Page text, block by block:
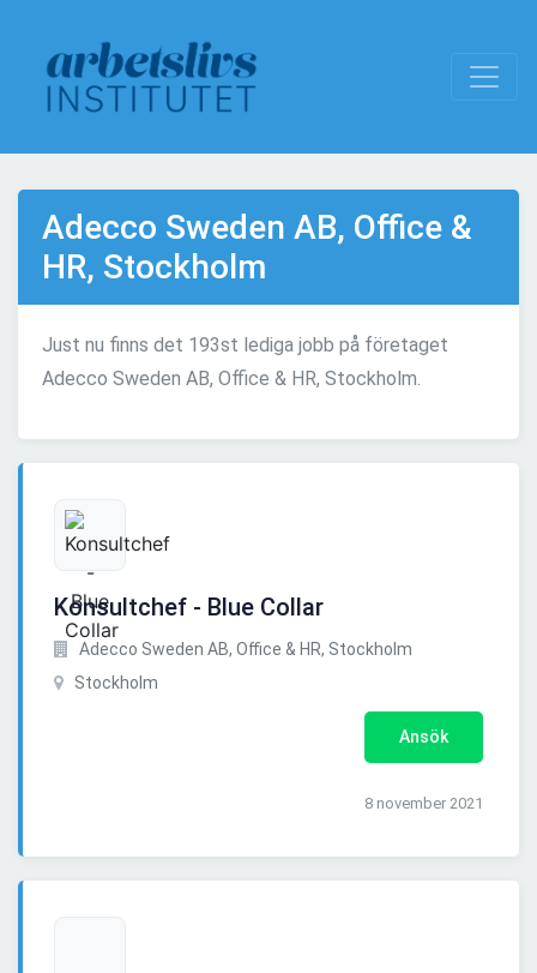
Adecco Sweden AB, Office &
HR, Stockholm
Just nu finns det 193st lediga jobb på företaget
Adecco Sweden AB, Office & HR, Stockholm.
Konsultchef - Blue Collar
Adecco Sweden AB, Office & HR, Stockholm
Stockholm
Ansök
8 november 2021